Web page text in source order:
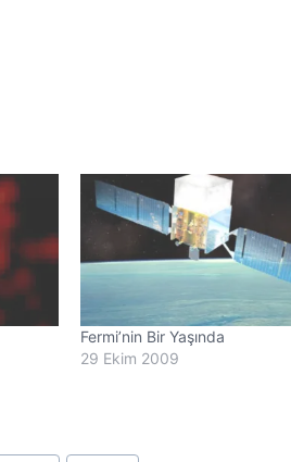
Fermi’nin Bir Yaşında
29 Ekim 2009